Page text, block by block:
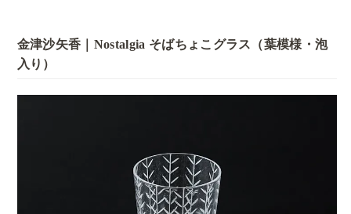
金津沙矢香｜Nostalgia そばちょこグラス（葉模様・泡
入り）